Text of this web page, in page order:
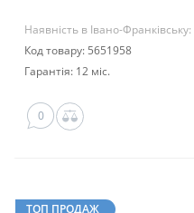
Наявність в Івано-Франківську:
Код товару: 5651958
Гарантія: 12 міс.
0
ТОП ПРОДАЖ